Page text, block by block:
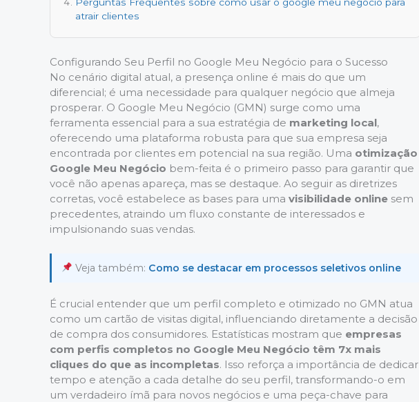
atrair clientes
Configurando Seu Perfil no Google Meu Negócio para o Sucesso
No cenário digital atual, a presença online é mais do que um
diferencial; é uma necessidade para qualquer negócio que almeja
prosperar. O Google Meu Negócio (GMN) surge como uma
ferramenta essencial para a sua estratégia de marketing local,
oferecendo uma plataforma robusta para que sua empresa seja
encontrada por clientes em potencial na sua região. Uma otimização
Google Meu Negócio bem-feita é o primeiro passo para garantir que
você não apenas apareça, mas se destaque. Ao seguir as diretrizes
corretas, você estabelece as bases para uma visibilidade online sem
precedentes, atraindo um fluxo constante de interessados e
impulsionando suas vendas.
Veja também: Como se destacar em processos seletivos online
É crucial entender que um perfil completo e otimizado no GMN atua
como um cartão de visitas digital, influenciando diretamente a decisão
de compra dos consumidores. Estatísticas mostram que empresas
com perfis completos no Google Meu Negócio têm 7x mais
cliques do que as incompletas. Isso reforça a importância de dedicar
tempo e atenção a cada detalhe do seu perfil, transformando-o em
um verdadeiro ímã para novos negócios e uma peça-chave para